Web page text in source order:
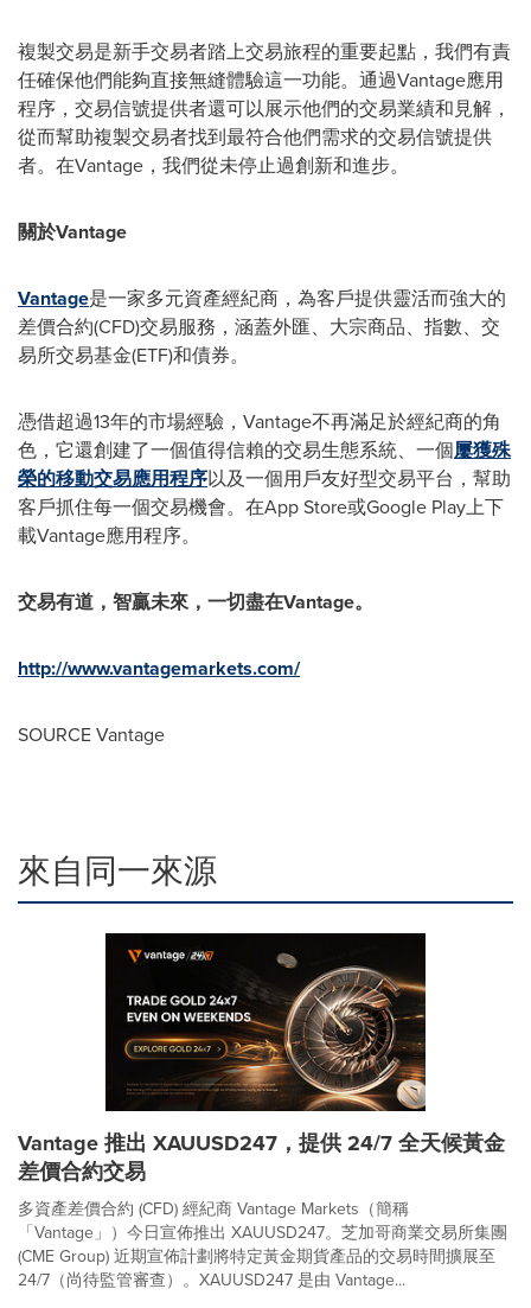
複製交易是新手交易者踏上交易旅程的重要起點，我們有責
任確保他們能夠直接無縫體驗這一功能。通過Vantage應用
程序，交易信號提供者還可以展示他們的交易業績和見解，
從而幫助複製交易者找到最符合他們需求的交易信號提供
者。在Vantage，我們從未停止過創新和進步。
關於Vantage
Vantage是一家多元資產經紀商，為客戶提供靈活而強大的
差價合約(CFD)交易服務，涵蓋外匯、大宗商品、指數、交
易所交易基金(ETF)和債券。
憑借超過13年的市場經驗，Vantage不再滿足於經紀商的角
色，它還創建了一個值得信賴的交易生態系統、一個屢獲殊
榮的移動交易應用程序以及一個用戶友好型交易平台，幫助
客戶抓住每一個交易機會。在App Store或Google Play上下
載Vantage應用程序。
交易有道，智贏未來，一切盡在Vantage。
http://www.vantagemarkets.com/
SOURCE Vantage
來自同一來源
Vantage 推出 XAUUSD247，提供 24/7 全天候黃金
差價合約交易
多資產差價合約 (CFD) 經紀商 Vantage Markets（簡稱
「Vantage」）今日宣佈推出 XAUUSD247。芝加哥商業交易所集團
(CME Group) 近期宣佈計劃將特定黃金期貨產品的交易時間擴展至
24/7（尚待監管審查）。XAUUSD247 是由 Vantage...